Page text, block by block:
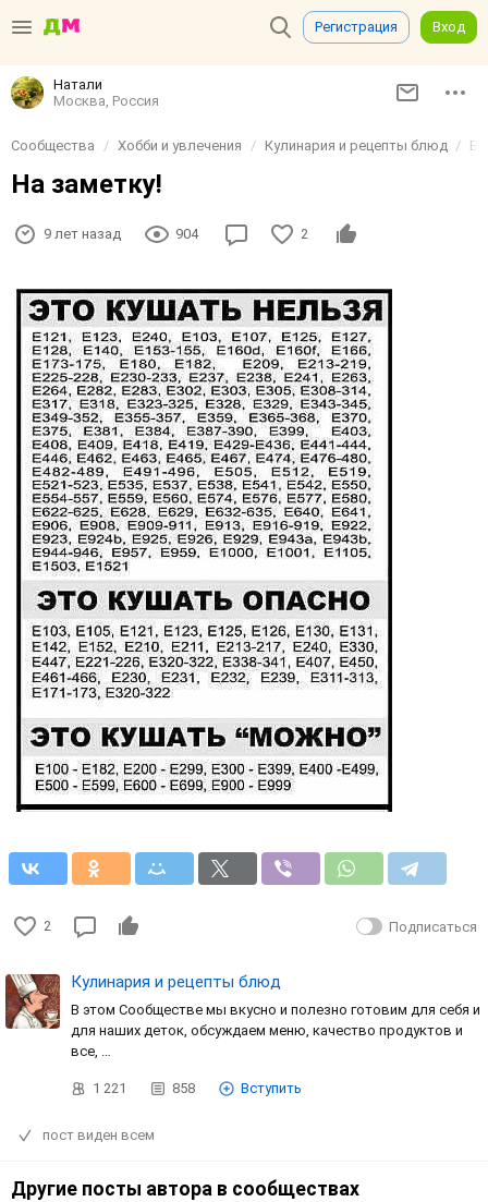
Регистрация Вход
Натали
Москва, Россия
Сообщества Хобби и увлечения Кулинария и рецепты блюд
На заметку!
9 лет назад 904 2
2 Подписаться
Кулинария и рецепты блюд
В этом Сообществе мы вкусно и полезно готовим для себя и
для наших деток, обсуждаем меню, качество продуктов и
все, …
1 221 858 Вступить
пост виден всем
Другие посты автора в сообществах